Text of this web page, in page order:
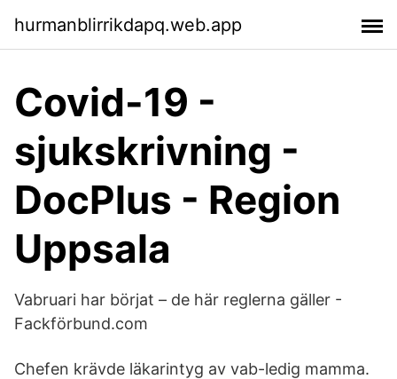
hurmanblirrikdapq.web.app
Covid-19 -
sjukskrivning -
DocPlus - Region
Uppsala
Vabruari har börjat – de här reglerna gäller -
Fackförbund.com
Chefen krävde läkarintyg av vab-ledig mamma.